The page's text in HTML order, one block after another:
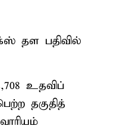
தள பதிவில்
உதவிப்
தகுதித்